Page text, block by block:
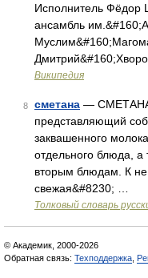
Исполнитель Фёдор
ансамбль
Википедия
8 сметана —
представляющий
заквашенного
отдельного блюда, а
вторым блюдам. К
свежая&#8230; …
Толковый словарь
© Академик, 2000-2026
Обратная связь: Техподдержка